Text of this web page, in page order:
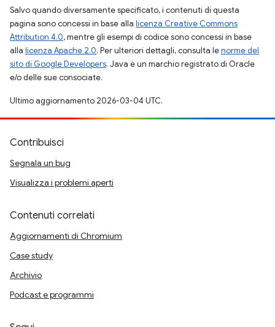
Salvo quando diversamente specificato, i contenuti di questa
pagina sono concessi in base alla licenza Creative Commons
Attribution 4.0, mentre gli esempi di codice sono concessi in base
alla licenza Apache 2.0. Per ulteriori dettagli, consulta lenorme del
sito di Google Developers. Java è un marchio registrato di Oracle
e/o delle sue consociate.
Ultimo aggiornamento 2026-03-04 UTC.
Contribuisci
Segnala un bug
Visualizza i problemi aperti
Contenuti correlati
Aggiornamenti di Chromium
Case study
Archivio
Podcast e programmi